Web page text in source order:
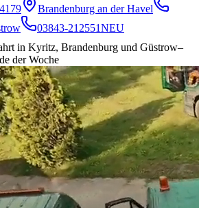
Brandenburg an der Havel
03843-212551NEU
in Kyritz, Brandenburg und Güstrow–
der Woche